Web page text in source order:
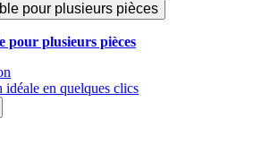
pour plusieurs pièces
pour plusieurs pièces
en quelques clics